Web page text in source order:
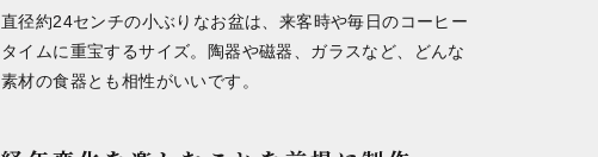
直径約24センチの小ぶりなお盆は、来客時や毎日のコーヒー
タイムに重宝するサイズ。陶器や磁器、ガラスなど、どんな
素材の食器とも相性がいいです。